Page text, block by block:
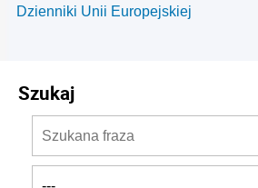
Dzienniki Unii Europejskiej
Szukaj